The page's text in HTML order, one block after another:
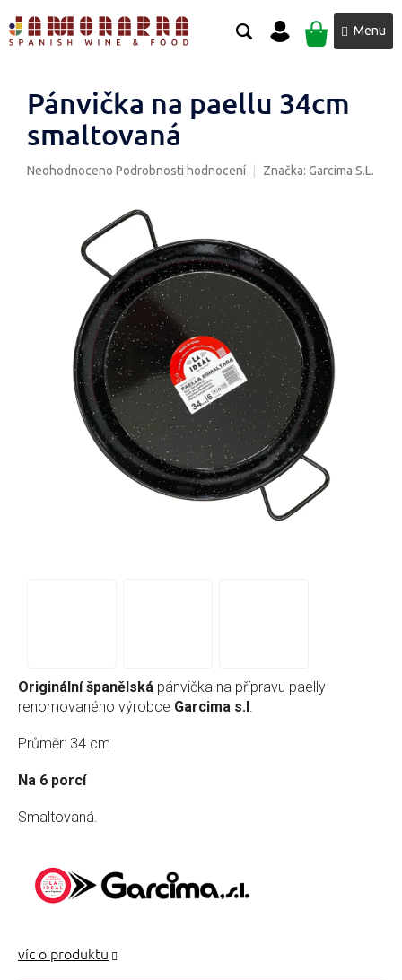
na
obsah
NÁKUPNÍ
KOŠÍK
Pánvička na paellu 34cm
smaltovaná
Průměrné
Neohodnoceno Podrobnosti hodnocení Značka: Garcima S.L.
Originální španělská pánvička na přípravu paelly
renomovaného výrobce Garcima s.l.
Průměr: 34 cm
Na 6 porcí
Smaltovaná.